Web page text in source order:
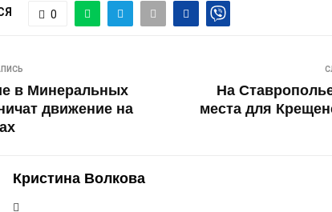
0
в Минеральных
движение на
На
места для
Кристина Волкова